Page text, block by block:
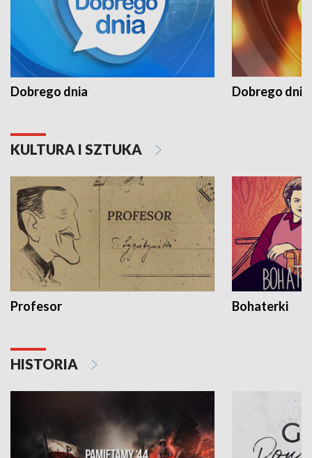
Dobrego dnia Dobrego dnia
KULTURA I SZTUKA
Profesor Bohaterki
HISTORIA